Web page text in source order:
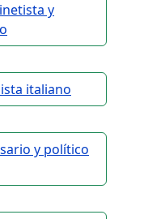
y
italiano
y político